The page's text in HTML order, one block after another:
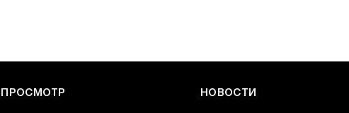
ПРОСМОТР НОВОСТИ